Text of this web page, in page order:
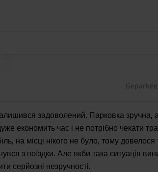
задоволений. Парковка
економить час і не потрібно чекати
на місці нікого не було, тому
з поїздки. Але якби така ситуація
серйозні незручності.